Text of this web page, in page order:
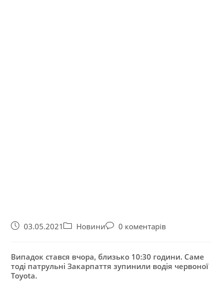
03.05.2021 Новини 0 коментарів
Випадок стався вчора, близько 10:30 години. Саме
тоді патрульні Закарпаття зупинили водія червоної
Toyota.